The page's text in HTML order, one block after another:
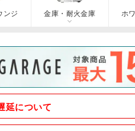
ンジ 金庫・耐火金庫 ホ
延について